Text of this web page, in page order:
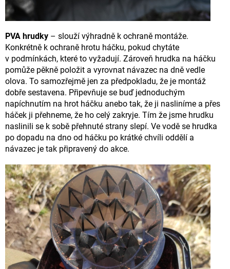
PVA hrudky – slouží výhradně k ochraně montáže.
Konkrétně k ochraně hrotu háčku, pokud chytáte
v podmínkách, které to vyžadují. Zároveň hrudka na háčku
pomůže pěkně položit a vyrovnat návazec na dně vedle
olova. To samozřejmě jen za předpokladu, že je montáž
dobře sestavena. Připevňuje se buď jednoduchým
napíchnutím na hrot háčku anebo tak, že ji nasliníme a přes
háček ji přehneme, že ho celý zakryje. Tím že jsme hrudku
naslinili se k sobě přehnuté strany slepí. Ve vodě se hrudka
po dopadu na dno od háčku po krátké chvíli oddělí a
návazec je tak připravený do akce.